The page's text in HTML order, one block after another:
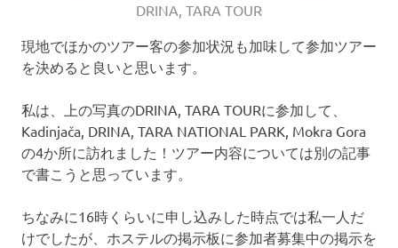
DRINA, TARA TOUR
現地でほかのツアー客の参加状況も加味して参加ツアー
を決めると良いと思います。
私は、上の写真のDRINA, TARA TOURに参加して、
Kadinjača, DRINA, TARA NATIONAL PARK, Mokra Gora
の4か所に訪れました！ツアー内容については別の記事
で書こうと思っています。
ちなみに16時くらいに申し込みした時点では私一人だ
けでしたが、ホステルの掲示板に参加者募集中の掲示を